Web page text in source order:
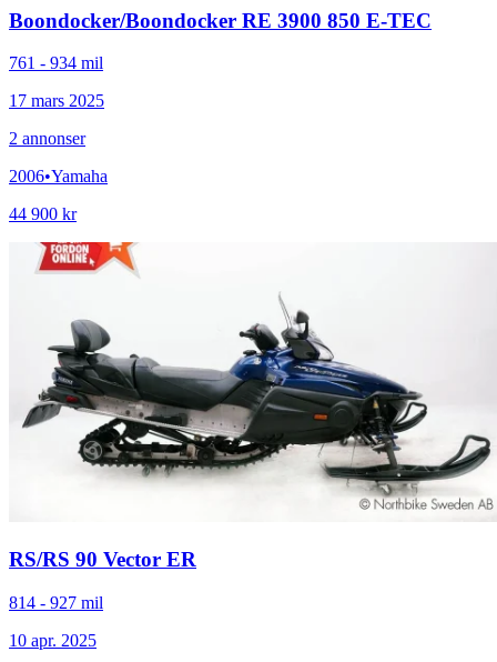
Boondocker/Boondocker RE 3900 850 E-TEC
761 - 934 mil
17 mars 2025
2 annonser
2006•Yamaha
44 900 kr
RS/RS 90 Vector ER
814 - 927 mil
10 apr. 2025